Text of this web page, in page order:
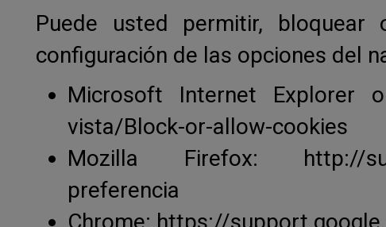
Puede usted permitir,
configuración de las opciones del
Microsoft Internet Explorer o
vista/Block-or-allow-cookies
Mozilla Firefox: http://
preferencia